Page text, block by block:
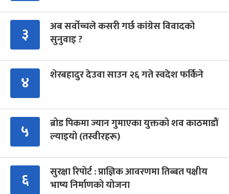
३
अब सर्वोच्चले कसरी गर्छ कांग्रेस विवादको
सुनुवाइ ?
४ शेरबहादुर देउवा साउन २६ गते स्वदेश फर्किने
५
ब्रोड पिकमा ज्यान गुमाएका युक्तको शव काठमाडौं
ल्याइयो (तस्वीरहरू)
६
सुरक्षा रिपोर्ट : प्राज्ञिक आवरणमा तिब्बत पक्षीय
भाष्य निर्माणको योजना